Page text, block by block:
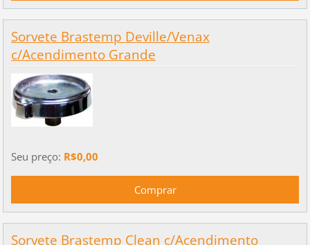
Sorvete Brastemp Deville/Venax
c/Acendimento Grande
Seu preço: R$0,00
Sorvete Brastemp Clean c/Acendimento